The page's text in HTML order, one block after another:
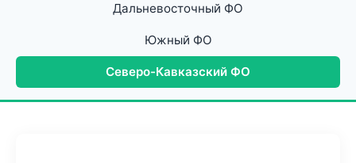
Дальневосточный ФО
Южный ФО
Северо-Кавказский ФО